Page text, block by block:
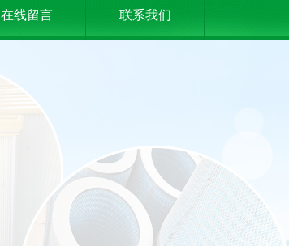
在线留言 联系我们